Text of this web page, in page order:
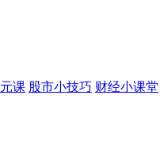
课 股市小技巧 财经小课堂